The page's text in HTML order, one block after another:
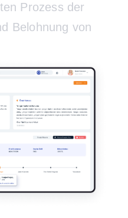
Prozess der
Belohnung von